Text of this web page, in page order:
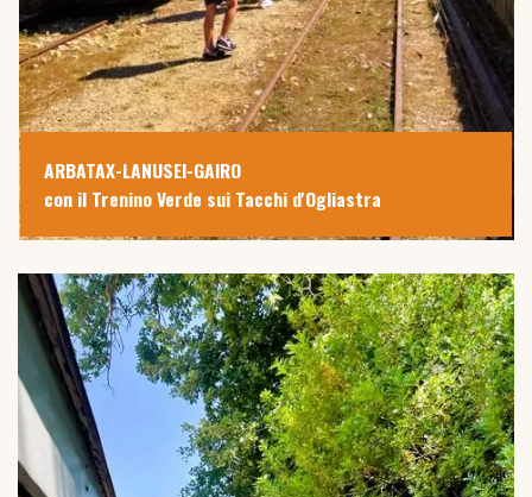
ARBATAX-LANUSEI-GAIRO
con il Trenino Verde sui Tacchi d'Ogliastra